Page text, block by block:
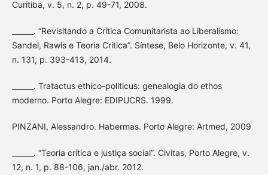
Curitiba, v. 5, n. 2, p. 49-71, 2008.
______. “Revisitando a Crítica Comunitarista ao Liberalismo:
Sandel, Rawls e Teoria Crítica”. Síntese, Belo Horizonte, v. 41,
n. 131, p. 393-413, 2014.
______. Tratactus ethico-politicus: genealogia do ethos
moderno. Porto Alegre: EDIPUCRS. 1999.
PINZANI, Alessandro. Habermas. Porto Alegre: Artmed, 2009
______. “Teoria crítica e justiça social”. Civitas, Porto Alegre, v.
12, n. 1, p. 88-106, jan./abr. 2012.